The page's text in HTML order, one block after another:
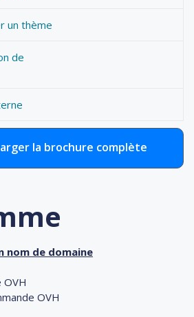
un thème
de
la brochure complète
nom de domaine
OVH
OVH